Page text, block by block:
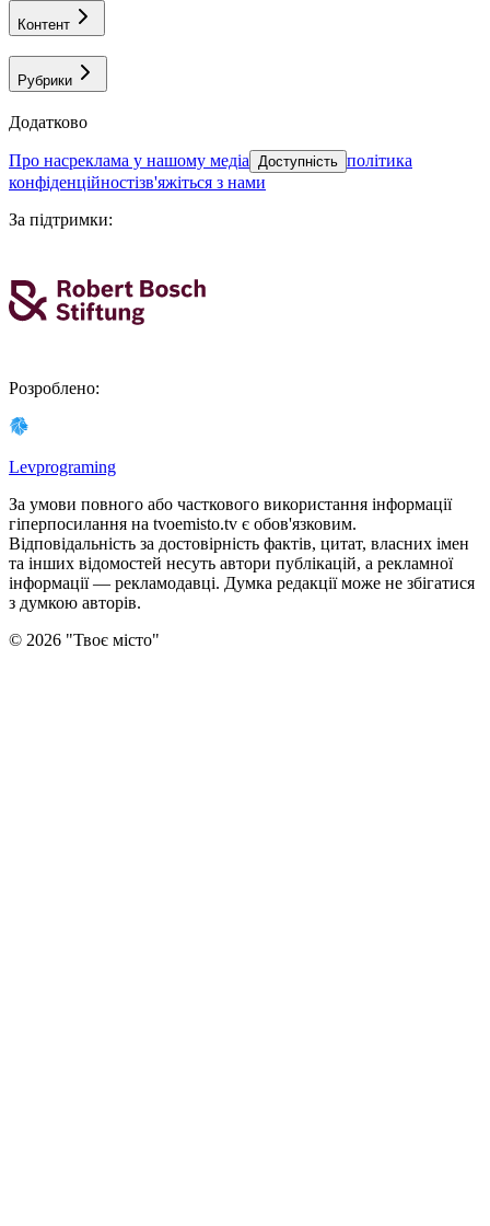
Контент
Рубрики
Додатково
про насреклама у нашому медіа Доступність політика
конфіденційностізв'яжіться з нами
За підтримки:
Розроблено:
Levprograming
За умови повного або часткового використання iнформацiї
гіперпосилання на tvoemisto.tv є обов'язковим.
Відповідальність за достовірність фактів, цитат, власних імен
та інших відомостей несуть автори публікацій, а рекламної
інформації — рекламодавці. Думка редакцiї може не збiгатися
з думкою авторiв.
© 2026 "Твоє місто"